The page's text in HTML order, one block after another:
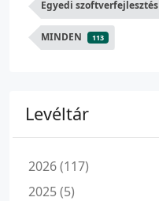
Egyedi szoftverfejlesztés
MINDEN 113
Levéltár
2026 (117)
2025 (5)